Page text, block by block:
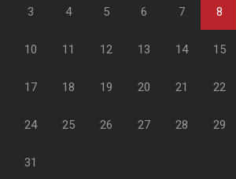
3 4 5 6 7 8
10 11 12 13 14 15
17 18 19 20 21 22
24 25 26 27 28 29
31